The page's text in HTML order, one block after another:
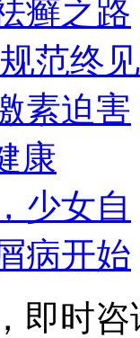
癣之路
范终见
素迫害
康
少女自
病开始
即时咨